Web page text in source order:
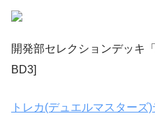
開発部セレクションデッキ
BD3]
トレカ(デュエルマスター